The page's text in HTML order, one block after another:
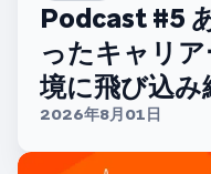
Podcast #5
ったキャリ
境に飛び込み
【ディー・エ
ん】
2026年8月01日